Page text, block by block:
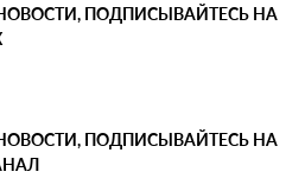
ПОДПИСЫВАЙТЕСЬ НА
ПОДПИСЫВАЙТЕСЬ НА